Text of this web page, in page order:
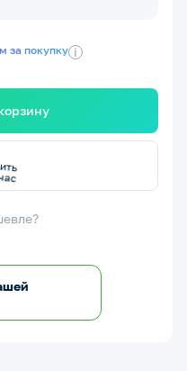
за покупку i